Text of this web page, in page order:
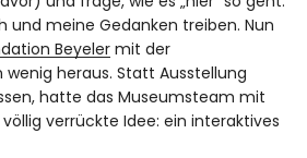
und meine Gedanken treiben. Nun
Beyeler mit der
wenig heraus. Statt Ausstellung
hatte das Museumsteam mit
verrückte Idee: ein interaktives